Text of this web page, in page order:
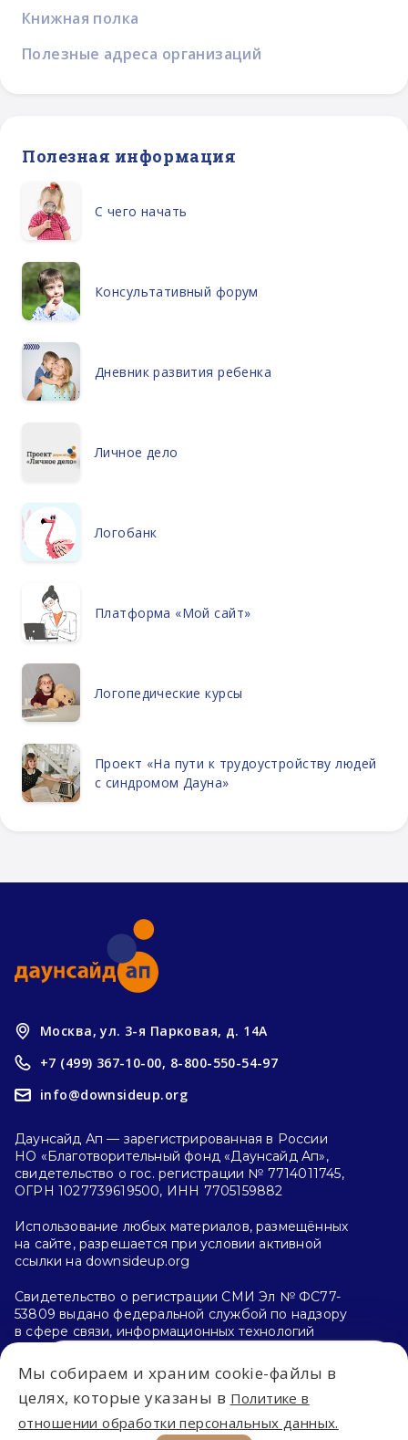
Книжная полка
Полезные адреса организаций
Полезная информация
С чего начать
Консультативный форум
Дневник развития ребенка
Личное дело
Логобанк
Платформа «Мой сайт»
Логопедические курсы
Проект «На пути к трудоустройству людей
с синдромом Дауна»
Впервые на сайте?
С чего начать?
Москва, ул. 3-я Парковая, д. 14А
+7 (499) 367-10-00, 8-800-550-54-97
info@downsideup.org
Даунсайд Ап — зарегистрированная в России
НО «Благотворительный фонд «Даунсайд Ап»,
свидетельство о гос. регистрации № 7714011745,
ОГРН 1027739619500, ИНН 7705159882
Использование любых материалов, размещённых
на сайте, разрешается при условии активной
ссылки на downsideup.org
Свидетельство о регистрации СМИ Эл № ФС77-
53809 выдано федеральной службой по надзору
в сфере связи, информационных технологий
и массовых коммуникаций (Роскомнадзор)
26.04.2013 г.
Политика конфиденциальности
Мы собираем и храним cookie-файлы в
целях, которые указаны в Политике в
отношении обработки персональных данных.